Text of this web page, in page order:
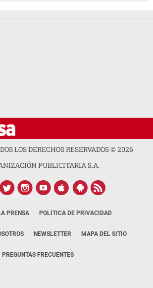
LOS DERECHOS RESERVADOS ©2026
PUBLICITARIA S.A.
PRENSA POLÍTICA DE PRIVACIDAD
NEWSLETTER MAPA DEL SITIO
PREGUNTAS FRECUENTES